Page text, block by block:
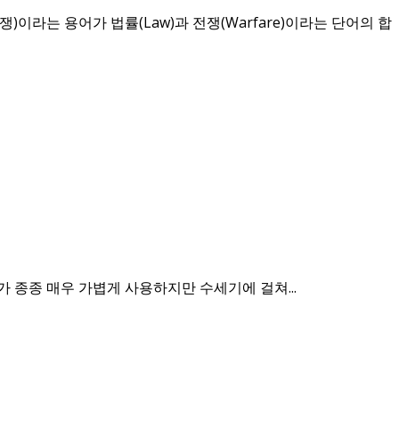
)이라는 용어가 법률(Law)과 전쟁(Warfare)이라는 단어의 합
종종 매우 가볍게 사용하지만 수세기에 걸쳐...